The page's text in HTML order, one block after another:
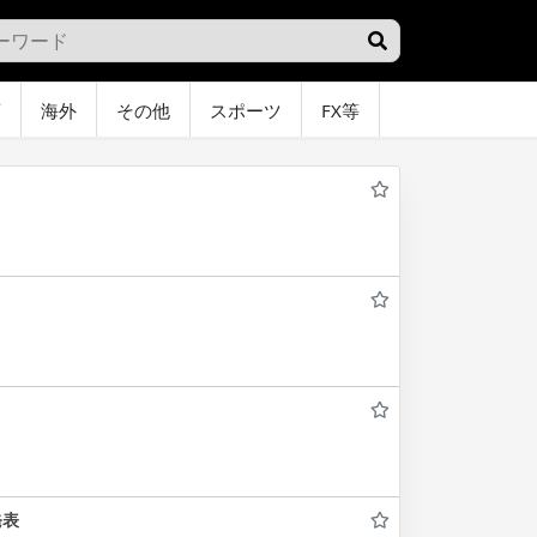
海外 その他 スポーツ FX等